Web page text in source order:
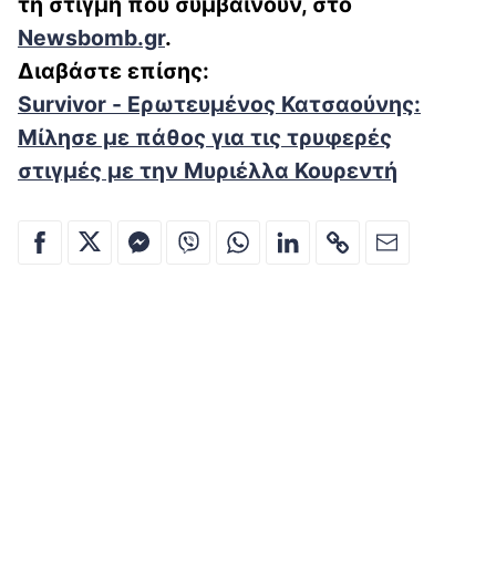
Newsbomb.gr.
Διαβάστε επίσης:
Survivor - Ερωτευμένος Κατσαούνης:
Μίλησε με πάθος για τις τρυφερές
στιγμές με την Μυριέλλα Κουρεντή